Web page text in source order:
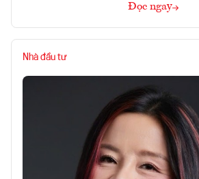
Đọc ngay
Nhà đầu tư